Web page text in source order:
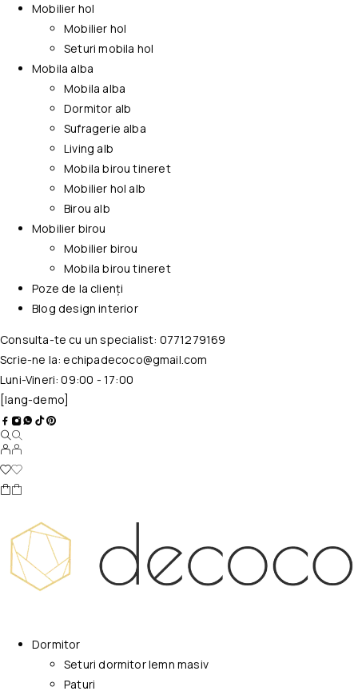
Mobilier hol
Mobilier hol
Seturi mobila hol
Mobila alba
Mobila alba
Dormitor alb
Sufragerie alba
Living alb
Mobila birou tineret
Mobilier hol alb
Birou alb
Mobilier birou
Mobilier birou
Mobila birou tineret
Poze de la clienți
Blog design interior
Consulta-te cu un specialist: 0771279169
Scrie-ne la:echipadecoco@gmail.com
Luni-Vineri: 09:00 - 17:00
[lang-demo]
Dormitor
Seturi dormitor lemn masiv
Paturi